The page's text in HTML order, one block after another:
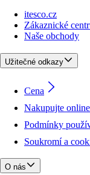
itesco.cz
Zákaznické
Naše obchody
Užitečné odkazy
Cena
Nakupujte
Podmínky
Soukromí a
O nás